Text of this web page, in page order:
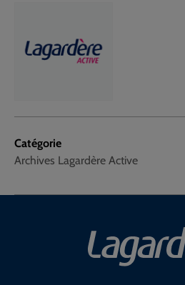
Catégorie
Archives Lagardère Active